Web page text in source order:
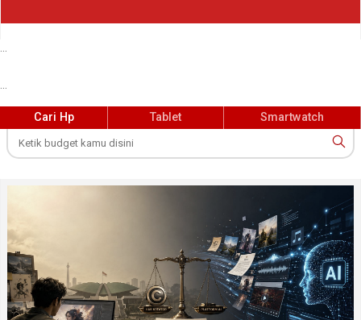
Cari Hp Tablet Smartwatch